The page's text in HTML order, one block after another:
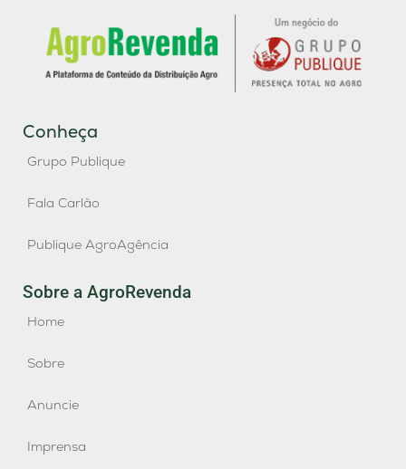
Conheça
Grupo Publique
Fala Carlão
Publique AgroAgência
Sobre a AgroRevenda
Home
Sobre
Anuncie
Imprensa